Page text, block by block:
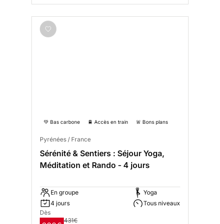
💚 Bas carbone 🚆 Accès en train 🚨 Bons plans
Pyrénées / France
Sérénité & Sentiers : Séjour Yoga,
Méditation et Rando - 4 jours
En groupe
4 jours
Yoga
Tous niveaux
Dès
431€